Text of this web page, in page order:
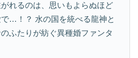
れるのは、思いもよらぬほど
…！？ 水の国を統べる龍神と
ふたりが紡ぐ異種婚ファンタ